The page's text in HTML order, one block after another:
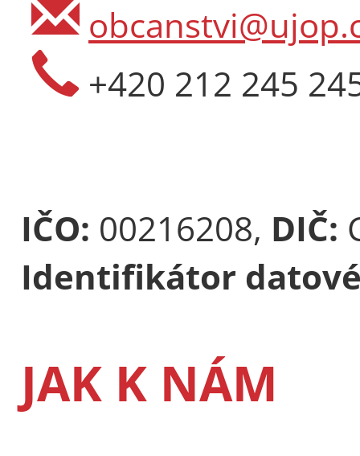
+420 212 245
IČO: 00216208, DIČ:
Identifikátor
JAK K NÁM